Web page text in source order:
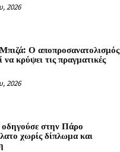
2026
Ο αποπροσανατολισμός
να κρύψει τις πραγματικές
2026
στην Πάρο
χωρίς δίπλωμα και